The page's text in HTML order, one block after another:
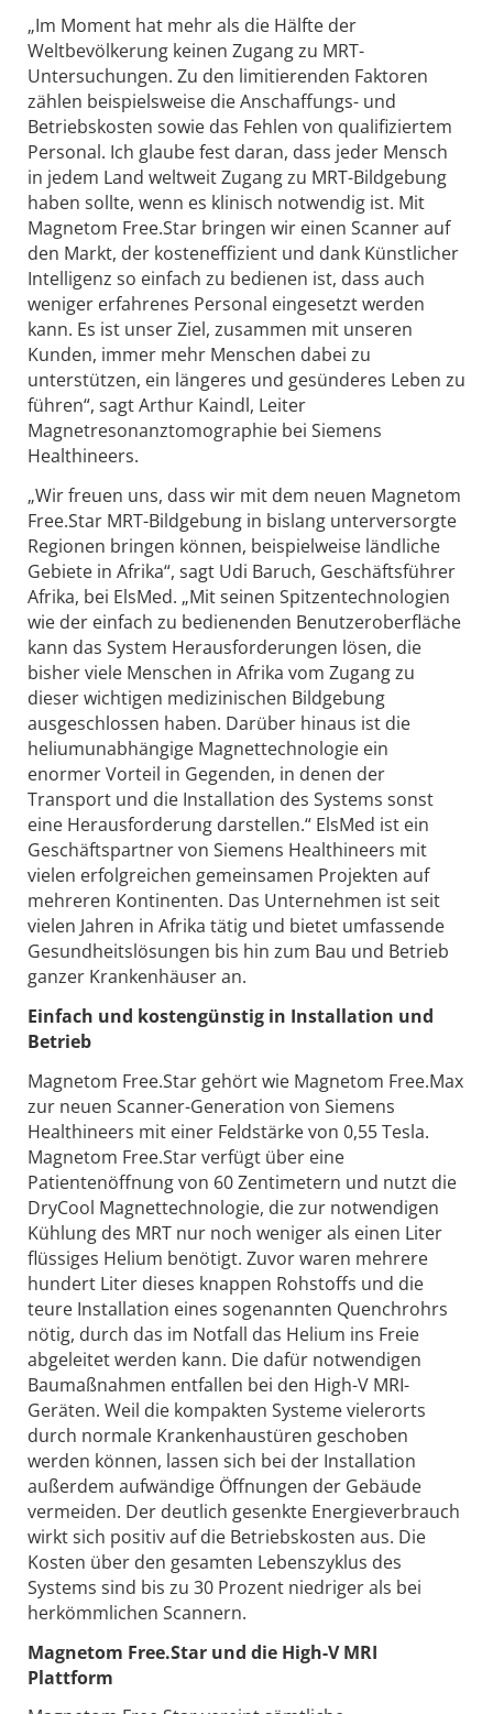
„Im Moment hat mehr als die Hälfte der
Weltbevölkerung keinen Zugang zu MRT-
Untersuchungen. Zu den limitierenden Faktoren
zählen beispielsweise die Anschaffungs- und
Betriebskosten sowie das Fehlen von qualifiziertem
Personal. Ich glaube fest daran, dass jeder Mensch
in jedem Land weltweit Zugang zu MRT-Bildgebung
haben sollte, wenn es klinisch notwendig ist. Mit
Magnetom Free.Star bringen wir einen Scanner auf
den Markt, der kosteneffizient und dank Künstlicher
Intelligenz so einfach zu bedienen ist, dass auch
weniger erfahrenes Personal eingesetzt werden
kann. Es ist unser Ziel, zusammen mit unseren
Kunden, immer mehr Menschen dabei zu
unterstützen, ein längeres und gesünderes Leben zu
führen“, sagt Arthur Kaindl, Leiter
Magnetresonanztomographie bei Siemens
Healthineers.
„Wir freuen uns, dass wir mit dem neuen Magnetom
Free.Star MRT-Bildgebung in bislang unterversorgte
Regionen bringen können, beispielweise ländliche
Gebiete in Afrika“, sagt Udi Baruch, Geschäftsführer
Afrika, bei ElsMed. „Mit seinen Spitzentechnologien
wie der einfach zu bedienenden Benutzeroberfläche
kann das System Herausforderungen lösen, die
bisher viele Menschen in Afrika vom Zugang zu
dieser wichtigen medizinischen Bildgebung
ausgeschlossen haben. Darüber hinaus ist die
heliumunabhängige Magnettechnologie ein
enormer Vorteil in Gegenden, in denen der
Transport und die Installation des Systems sonst
eine Herausforderung darstellen.“ ElsMed ist ein
Geschäftspartner von Siemens Healthineers mit
vielen erfolgreichen gemeinsamen Projekten auf
mehreren Kontinenten. Das Unternehmen ist seit
vielen Jahren in Afrika tätig und bietet umfassende
Gesundheitslösungen bis hin zum Bau und Betrieb
ganzer Krankenhäuser an.
Einfach und kostengünstig in Installation und
Betrieb
Magnetom Free.Star gehört wie Magnetom Free.Max
zur neuen Scanner-Generation von Siemens
Healthineers mit einer Feldstärke von 0,55 Tesla.
Magnetom Free.Star verfügt über eine
Patientenöffnung von 60 Zentimetern und nutzt die
DryCool Magnettechnologie, die zur notwendigen
Kühlung des MRT nur noch weniger als einen Liter
flüssiges Helium benötigt. Zuvor waren mehrere
hundert Liter dieses knappen Rohstoffs und die
teure Installation eines sogenannten Quenchrohrs
nötig, durch das im Notfall das Helium ins Freie
abgeleitet werden kann. Die dafür notwendigen
Baumaßnahmen entfallen bei den High-V MRI-
Geräten. Weil die kompakten Systeme vielerorts
durch normale Krankenhaustüren geschoben
werden können, lassen sich bei der Installation
außerdem aufwändige Öffnungen der Gebäude
vermeiden. Der deutlich gesenkte Energieverbrauch
wirkt sich positiv auf die Betriebskosten aus. Die
Kosten über den gesamten Lebenszyklus des
Systems sind bis zu 30 Prozent niedriger als bei
herkömmlichen Scannern.
Magnetom Free.Star und die High-V MRI
Plattform